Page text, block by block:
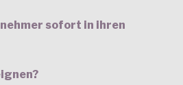
sofort in ihren